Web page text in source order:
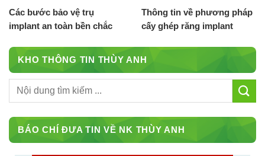
Các bước bảo vệ trụ
implant an toàn bền chắc
Thông tin về phương pháp
cấy ghép răng implant
KHO THÔNG TIN THÙY ANH
BÁO CHÍ ĐƯA TIN VỀ NK THÙY ANH